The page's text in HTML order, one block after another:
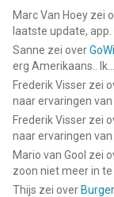
Marc Van Hoey zei
laatste update, app.
Sanne zei over
erg Amerikaans.. Ik...
Frederik Visser zei
naar ervaringen van
Frederik Visser zei
naar ervaringen van
Mario van Gool zei
zoon niet meer in te
Thijs zei over